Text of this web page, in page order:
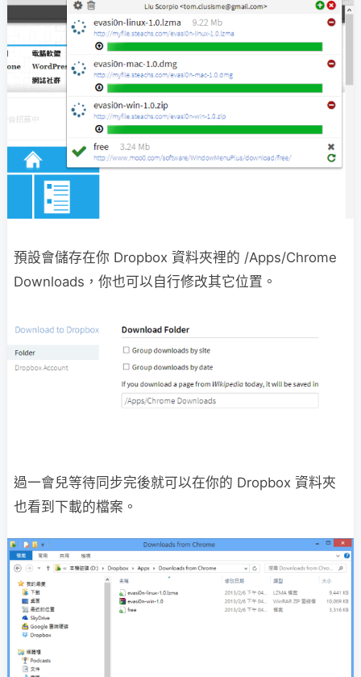
預設會儲存在你 Dropbox 資料夾裡的 /Apps/Chrome
Downloads，你也可以自行修改其它位置。
過一會兒等待同步完後就可以在你的 Dropbox 資料夾
也看到下載的檔案。